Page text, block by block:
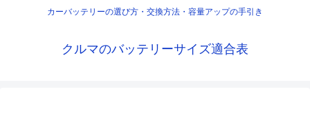
カーバッテリーの選び方・交換方法・容量アップの手引き
クルマのバッテリーサイズ適合表